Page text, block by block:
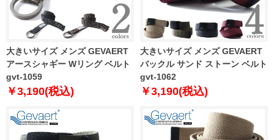
大きいサイズ メンズ GEVAERT
アースシャギー Wリング ベルト
gvt-1059
￥3,190(税込)
大きいサイズ メンズ GEVAERT
バックル サンド ストーン ベルト
gvt-1062
￥3,190(税込)